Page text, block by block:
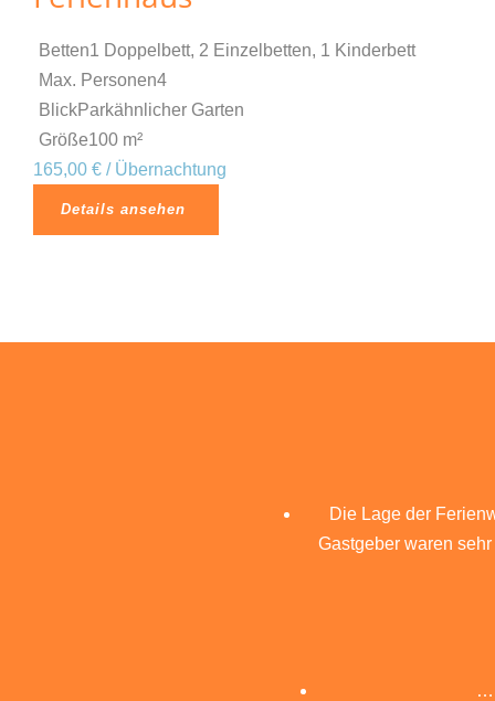
Betten1 Doppelbett, 2 Einzelbetten, 1 Kinderbett
Max. Personen4
BlickParkähnlicher Garten
Größe100 m²
165,00 € / Übernachtung
Details ansehen
Die Lage der
Gastgeber waren
…